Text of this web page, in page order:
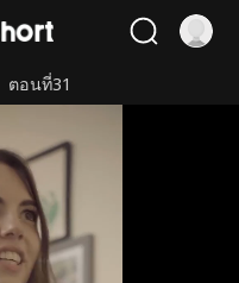
ตอนที่31